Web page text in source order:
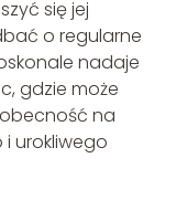
się jej
o regularne
nadaje
gdzie może
na
urokliwego